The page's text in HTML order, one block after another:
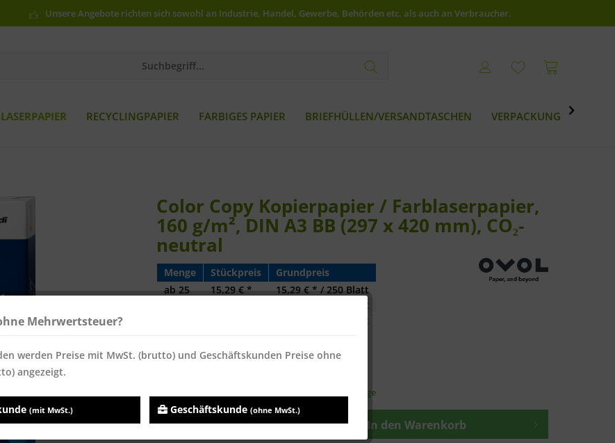
Unsere Angebote richten sich sowohl an Industrie, Handel, Gewerbe, Behörden etc. als auch an Verbraucher.
RECYCLINGPAPIER FARBIGES PAPIER BRIEFHÜLLEN/VERSANDTASCHEN VERPACKUNG 
Color Copy Kopierpapier / Farblaserpapier,
160 g/m², DIN A3 BB (297 x 420 mm), CO₂-
neutral
Menge Stückpreis
Grundpreis
ab 25 15,29 € *
15,29 € * / 250 Blatt
14,28 € * / 250 Blatt
13,51 € * / 250 Blatt
Sofort versandfertig, Lieferzeit ca. 1-3 Werktage
In den Warenkorb
Mehrwertsteuer?
werden Preise mit MwSt. (brutto) und Geschäftskunden Preise ohne
angezeigt.
(mit MwSt.) Geschäftskunde (ohne MwSt.)